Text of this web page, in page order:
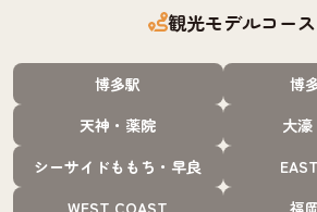
観光モデルコース
博多駅
博
天神・薬院
大
シーサイドももち・早良
WEST COAST
福